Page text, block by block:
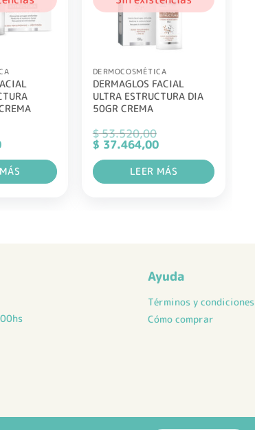
El
precio
actual
es:
$ 37.546,00.
DERMOCOSMÉTICA
DERMAGLOS FACIAL
ULTRA ESTRUCTURA DIA
50GR CREMA
$53.520,00
El
precio
original
era:
$ 53.520,00.
$ 37.464,00El
precio
actual
es:
$ 37.464,00.
LEER MÁS
Ayuda
Términos y condiciones
Cómo comprar